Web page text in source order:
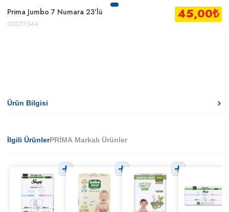
Prima Jumbo 7 Numara 23'lü
00077544
45,00₺
Ürün Bilgisi
İlgili ÜrünlerPRİMA Markalı Ürünler